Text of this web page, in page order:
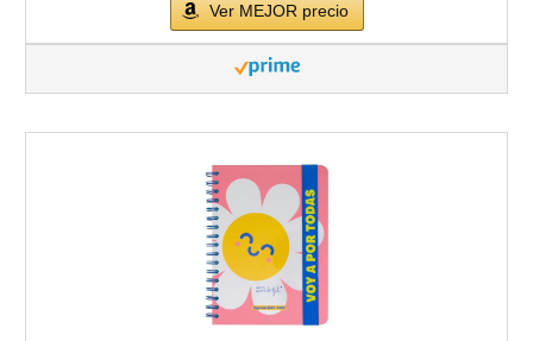
Ver MEJOR precio